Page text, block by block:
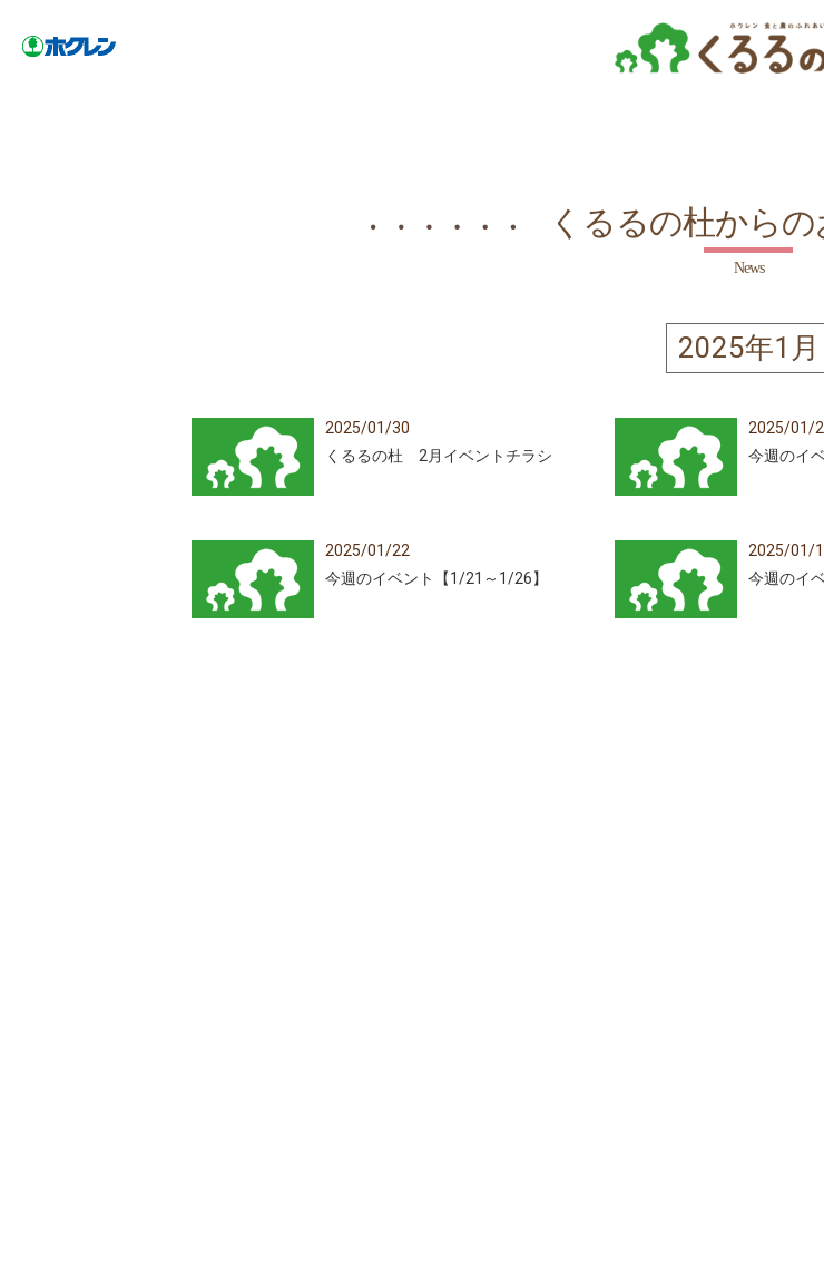
くるるの杜から
News
2025年1月
2025/01/30
くるるの杜 2月イベントチラシ
2025/01/
今週のイ
2025/01/22
今週のイベント【1/21～1/26】
2025/01/
今週のイ